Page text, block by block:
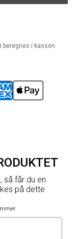
beregnes i kassen
så får du en
på dette